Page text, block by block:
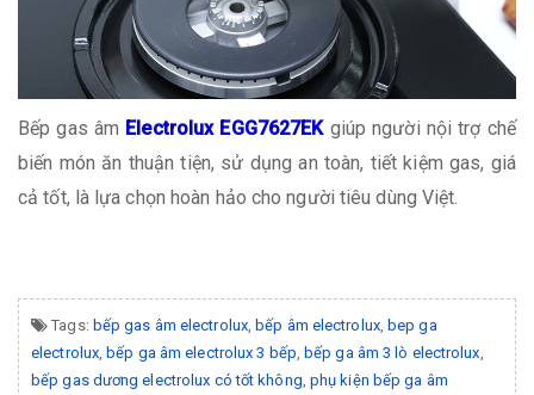
Bếp gas âm Electrolux EGG7627EKgiúp người nội trợ chế
biến món ăn thuận tiện, sử dụng an toàn, tiết kiệm gas, giá
cả tốt, là lựa chọn hoàn hảo cho người tiêu dùng Việt.
Tags: bếp gas âm electrolux,bếp âm electrolux,bep ga
electrolux ,bếp ga âm electrolux 3 bếp ,bếp ga âm 3 lò electrolux
bếp gas dương electrolux có tốt không phụ kiện bếp ga âm